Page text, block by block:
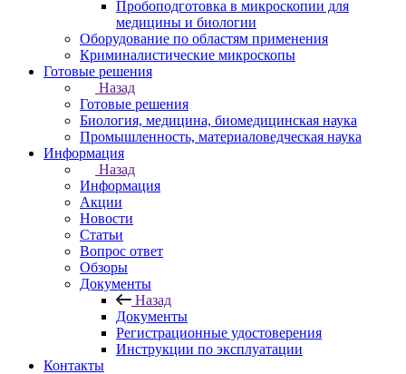
Пробоподготовка в микроскопии для
медицины и биологии
Оборудование по областям применения
Криминалистические микроскопы
Готовые решения
Назад
Готовые решения
Биология, медицина, биомедицинская наука
Промышленность, материаловедческая наука
Информация
Назад
Информация
Акции
Новости
Статьи
Вопрос ответ
Обзоры
Документы
Назад
Документы
Регистрационные удостоверения
Инструкции по эксплуатации
Контакты